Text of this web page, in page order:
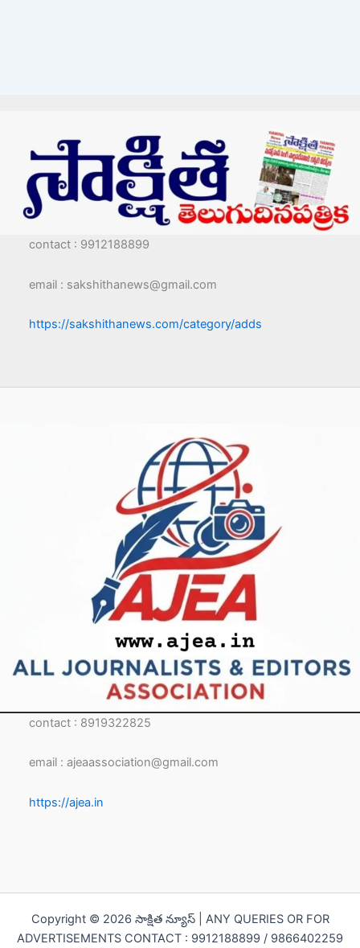
contact : 9912188899
email : sakshithanews@gmail.com
https://sakshithanews.com/category/adds
contact : 8919322825
email : ajeaassociation@gmail.com
https://ajea.in
Copyright © 2026 సాక్షిత న్యూస్ | ANY QUERIES OR FOR
ADVERTISEMENTS CONTACT : 9912188899 / 9866402259